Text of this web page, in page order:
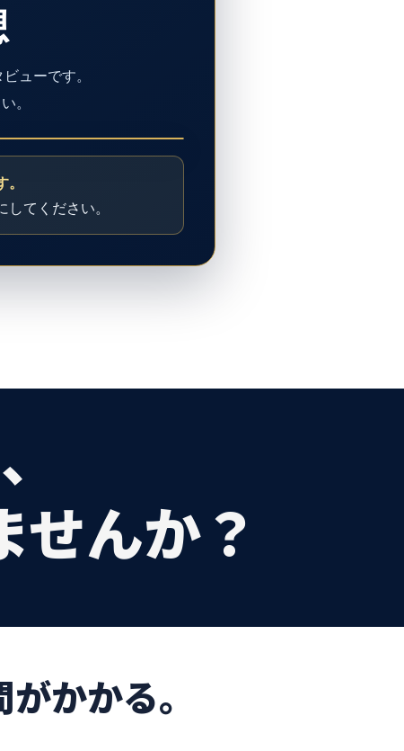
ューです。
。
てください。
んか？
かかる。